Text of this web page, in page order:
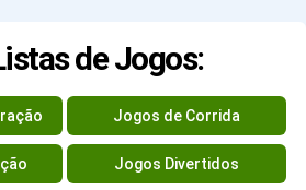
de Jogos:
Jogos de Corrida
Jogos Divertidos